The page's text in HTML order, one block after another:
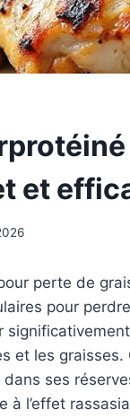
et
perte de
pour
et les
dans ses
à l’effet